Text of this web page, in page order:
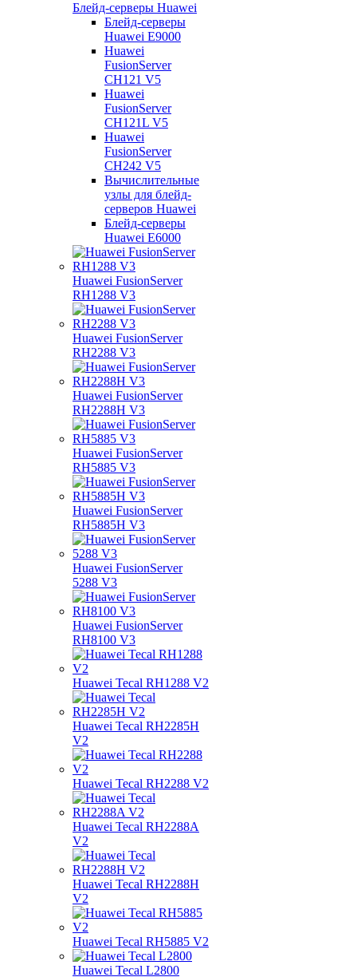
Блейд-серверы Huawei
Блейд-серверы
Huawei E9000
Huawei
FusionServer
CH121 V5
Huawei
FusionServer
CH121L V5
Huawei
FusionServer
CH242 V5
Вычислительные
узлы для блейд-
серверов Huawei
Блейд-серверы
Huawei E6000
Huawei FusionServer
RH1288 V3
Huawei FusionServer
RH2288 V3
Huawei FusionServer
RH2288H V3
Huawei FusionServer
RH5885 V3
Huawei FusionServer
RH5885H V3
Huawei FusionServer
5288 V3
Huawei FusionServer
RH8100 V3
Huawei Tecal RH1288 V2
Huawei Tecal RH2285H
V2
Huawei Tecal RH2288 V2
Huawei Tecal RH2288A
V2
Huawei Tecal RH2288H
V2
Huawei Tecal RH5885 V2
Huawei Tecal L2800